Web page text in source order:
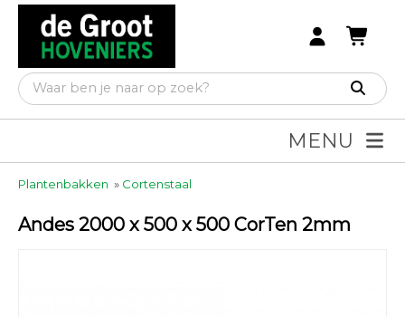
MENU
Plantenbakken » Cortenstaal
Andes 2000 x 500 x 500 CorTen 2mm